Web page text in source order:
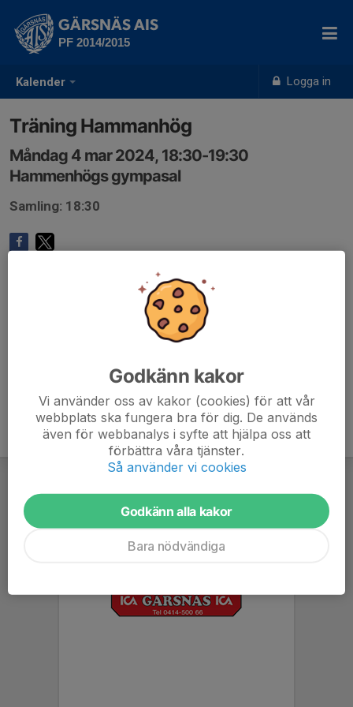
Kalender Logga in
GÄRSNÄS AIS
PF 2014/2015
Träning Hammanhög
Måndag 4 mar 2024, 18:30-19:30
Hammenhögs gympasal
Samling: 18:30
Godkänn kakor
Vi använder oss av kakor (cookies) för att vår
webbplats ska fungera bra för dig. De används
även för webbanalys i syfte att hjälpa oss att
förbättra våra tjänster.
Så använder vi cookies
Godkänn alla kakor
Bara nödvändiga